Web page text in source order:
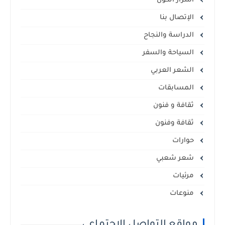
الإتصال بنا
الدراسة والنجاح
السياحة والسفر
الشعر العربي
المسابقات
ثقافة و فنون
ثقافة وفنون
حوارات
شعر شعبي
مرئيات
منوعات